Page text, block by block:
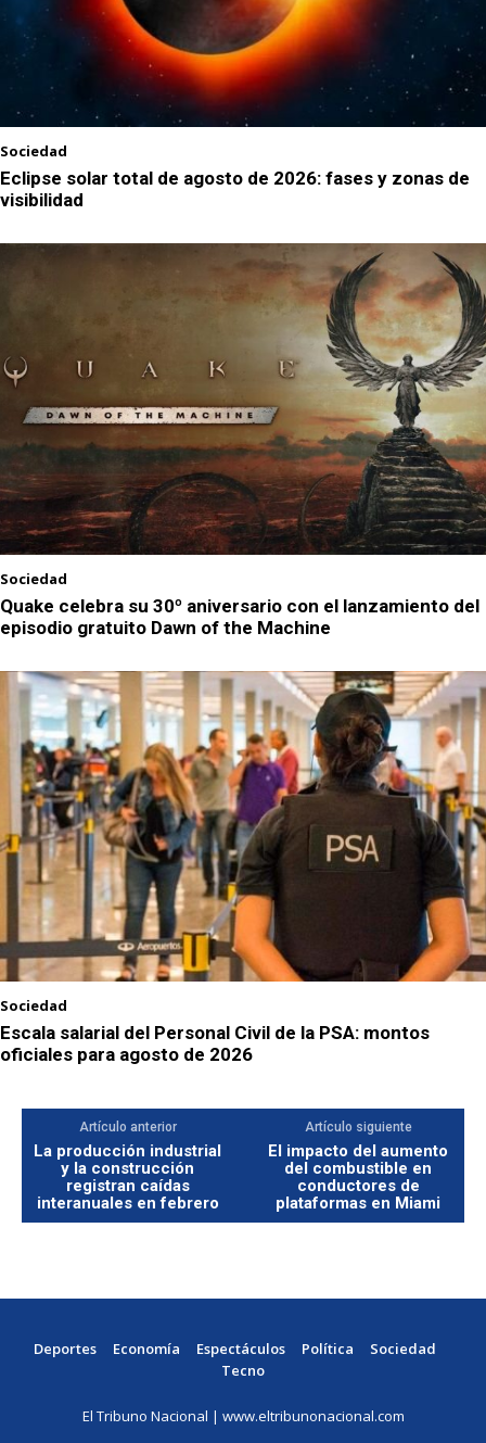
Sociedad
Eclipse solar total de agosto de 2026: fases y zonas de
visibilidad
Sociedad
Quake celebra su 30º aniversario con el lanzamiento del
episodio gratuito Dawn of the Machine
Sociedad
Escala salarial del Personal Civil de la PSA: montos
oficiales para agosto de 2026
Artículo anterior
La producción industrial
y la construcción
registran caídas
interanuales en febrero
Artículo siguiente
El impacto del aumento
del combustible en
conductores de
plataformas en Miami
Deportes Economía Espectáculos Política
Sociedad
Tecno
El Tribuno Nacional | www.eltribunonacional.com